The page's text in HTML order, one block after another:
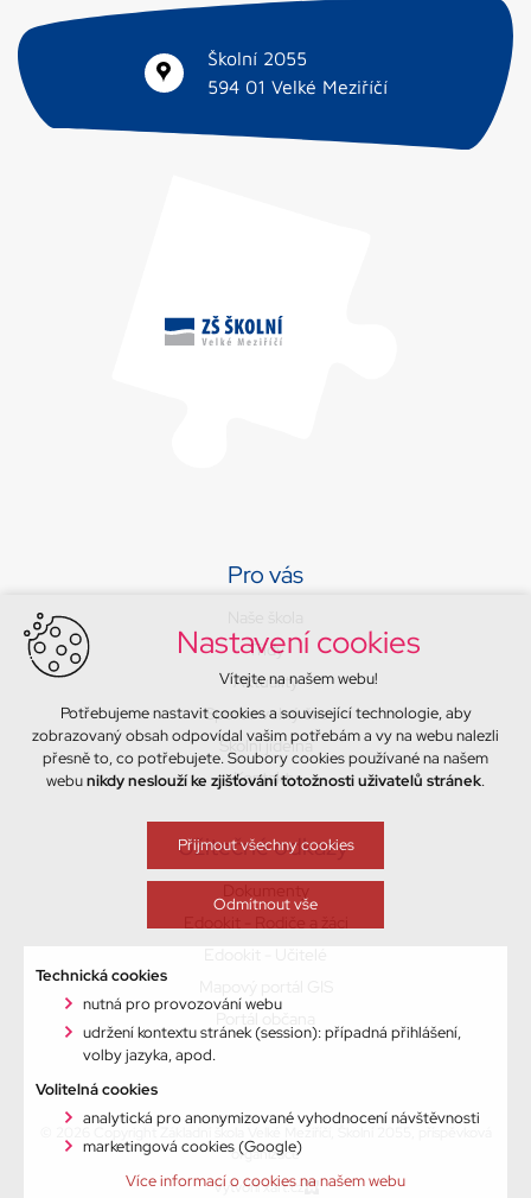
Školní 2055
594 01 Velké Meziříčí
Pro vás
Třídy
Aktuality
Sport a volný čas
Školní jídelna
Kontakty
Užitečné odkazy
© 2026 Copyright Základní škola Velké Meziříčí, Školní 2055, příspěvková
organizace
Vytvořil xart.cz
Nastavení cookies
Vítejte na našem webu!
Potřebujeme nastavit cookies a související technologie, aby
zobrazovaný obsah odpovídal vašim potřebám a vy na webu nalezli
přesně to, co potřebujete. Soubory cookies používané na našem
webunikdy neslouží ke zjišťování totožnosti uživatelů stránek.
Přijmout všechny cookies
Odmítnout vše
Technická cookies
nutná pro provozování webu
udržení kontextu stránek (session): případná přihlášení,
volby jazyka, apod.
Volitelná cookies
analytická pro anonymizované vyhodnocení návštěvnosti
marketingová cookies (Google)
Více informací o cookies na našem webu